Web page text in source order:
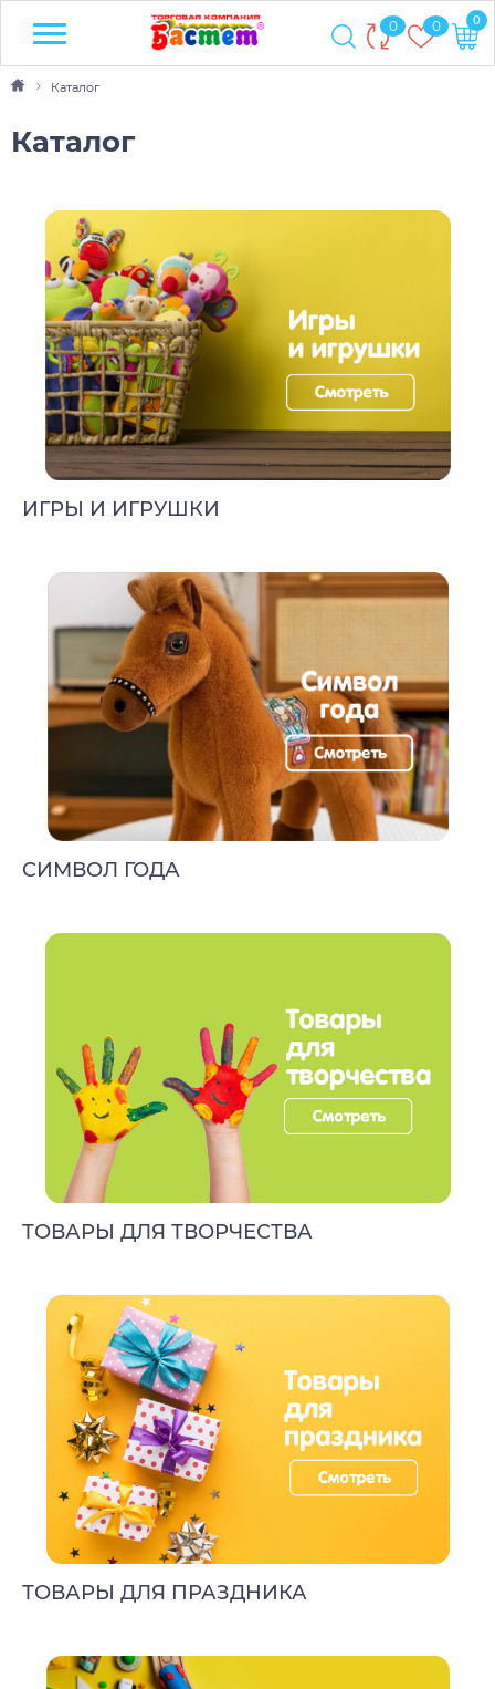
0 0 0
Каталог
Каталог
ИГРЫ И ИГРУШКИ
CИМВОЛ ГОДА
ТОВАРЫ ДЛЯ ТВОРЧЕСТВА
ТОВАРЫ ДЛЯ ПРАЗДНИКА